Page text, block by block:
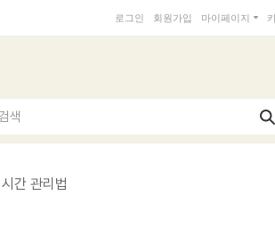
로그인 회원가입 마이페이지
색
간 관리법